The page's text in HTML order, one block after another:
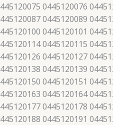
0445120076
0445120089
0445120101
0445120115
0445120127
0445120139
0445120151
0445120164
0445120178
0445120191